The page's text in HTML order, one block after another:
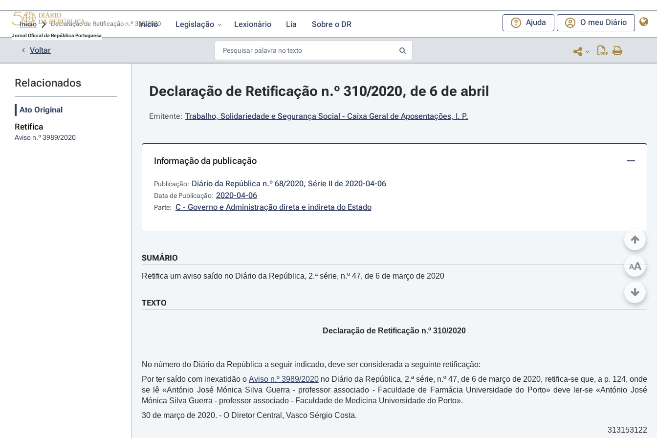
Jornal Oficial da República Portuguesa
Início Legislação Lexionário Lia Sobre o DR Ajuda O meu Diário
Início
Voltar
Relacionados
Ato Original
Retifica
Aviso n.º 3989/2020
Declaração de Retificação n.º 310/2020, de 6 de abril
Emitente: Trabalho, Solidariedade e Segurança Social - Caixa Geral de Aposentações, I. P.
Informação da publicação
Publicação: Diário da República n.º 68/2020, Série II de 2020-04-06
Data de Publicação: 2020-04-06
Parte: C - Governo e Administração direta e indireta do Estado
SUMÁRIO
Retifica um aviso saído no Diário da República, 2.ª série, n.º 47, de 6 de março de 2020
TEXTO
Declaração de Retificação n.º 310/2020
No número do Diário da República a seguir indicado, deve ser considerada a seguinte retificação:
Por ter saído com inexatidão o Aviso n.º 3989/2020no Diário da República, 2.ª série, n.º 47, de 6 de março de 2020, retifica-se que, a p. 124, onde
se lê «António José Mónica Silva Guerra - professor associado - Faculdade de Farmácia Universidade do Porto» deve ler-se «António José
Mónica Silva Guerra - professor associado - Faculdade de Medicina Universidade do Porto».
30 de março de 2020. - O Diretor Central, Vasco Sérgio Costa.
313153122
AA